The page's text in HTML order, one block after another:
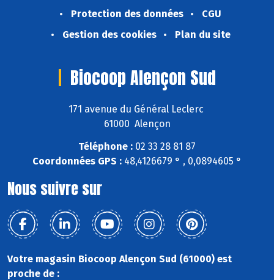
Protection des données
CGU
Gestion des cookies
Plan du site
Biocoop Alençon Sud
171 avenue du Général Leclerc
61000 Alençon
Téléphone : 02 33 28 81 87
Coordonnées GPS : 48,4126679 ° , 0,0894605 °
Nous suivre sur
Votre magasin Biocoop Alençon Sud (61000) est
proche de :